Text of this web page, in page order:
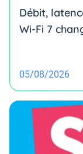
Débit,
Wi-Fi 7
05/08/2026